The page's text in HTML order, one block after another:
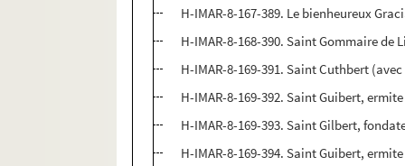
H-IMAR-8-167-389. Le bienheureux
H-IMAR-8-168-390. Saint Gommaire de
H-IMAR-8-169-391. Saint Cuthbert
H-IMAR-8-169-392. Saint Guibert, ermite
H-IMAR-8-169-393. Saint Gilbert,
H-IMAR-8-169-394. Saint Guibert, ermite